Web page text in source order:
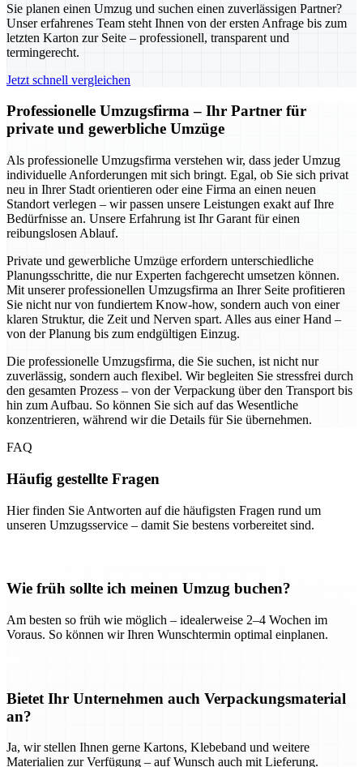
Sie planen einen Umzug und suchen einen zuverlässigen Partner?
Unser erfahrenes Team steht Ihnen von der ersten Anfrage bis zum
letzten Karton zur Seite – professionell, transparent und
termingerecht.
Jetzt schnell vergleichen
Professionelle Umzugsfirma – Ihr Partner für
private und gewerbliche Umzüge
Als professionelle Umzugsfirma verstehen wir, dass jeder Umzug
individuelle Anforderungen mit sich bringt. Egal, ob Sie sich privat
neu in Ihrer Stadt orientieren oder eine Firma an einen neuen
Standort verlegen – wir passen unsere Leistungen exakt auf Ihre
Bedürfnisse an. Unsere Erfahrung ist Ihr Garant für einen
reibungslosen Ablauf.
Private und gewerbliche Umzüge erfordern unterschiedliche
Planungsschritte, die nur Experten fachgerecht umsetzen können.
Mit unserer professionellen Umzugsfirma an Ihrer Seite profitieren
Sie nicht nur von fundiertem Know-how, sondern auch von einer
klaren Struktur, die Zeit und Nerven spart. Alles aus einer Hand –
von der Planung bis zum endgültigen Einzug.
Die professionelle Umzugsfirma, die Sie suchen, ist nicht nur
zuverlässig, sondern auch flexibel. Wir begleiten Sie stressfrei durch
den gesamten Prozess – von der Verpackung über den Transport bis
hin zum Aufbau. So können Sie sich auf das Wesentliche
konzentrieren, während wir die Details für Sie übernehmen.
FAQ
Häufig gestellte Fragen
Hier finden Sie Antworten auf die häufigsten Fragen rund um
unseren Umzugsservice – damit Sie bestens vorbereitet sind.
Wie früh sollte ich meinen Umzug buchen?
Am besten so früh wie möglich – idealerweise 2–4 Wochen im
Voraus. So können wir Ihren Wunschtermin optimal einplanen.
Bietet Ihr Unternehmen auch Verpackungsmaterial
an?
Ja, wir stellen Ihnen gerne Kartons, Klebeband und weitere
Materialien zur Verfügung – auf Wunsch auch mit Lieferung.